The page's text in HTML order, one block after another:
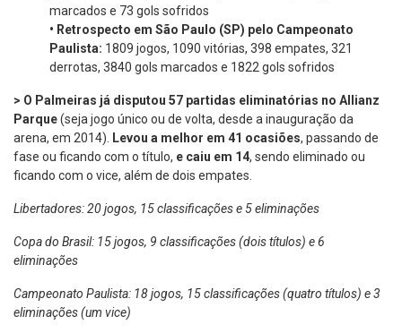
marcados e 73 gols sofridos
• Retrospecto em São Paulo (SP) pelo Campeonato
Paulista: 1809 jogos, 1090 vitórias, 398 empates, 321
derrotas, 3840 gols marcados e 1822 gols sofridos
> O Palmeiras já disputou 57 partidas eliminatórias no Allianz
Parque(seja jogo único ou de volta, desde a inauguração da
arena, em 2014).
Levou a melhor em 41 ocasiões, passando de
fase ou ficando com o título, e caiu em 14, sendo eliminado ou
ficando com o vice, além de dois empates.
Libertadores: 20 jogos, 15 classificações e 5 eliminações
Copa do Brasil: 15 jogos, 9 classificações (dois títulos) e 6
eliminações
Campeonato Paulista: 18 jogos, 15 classificações (quatro títulos) e 3
eliminações (um vice)